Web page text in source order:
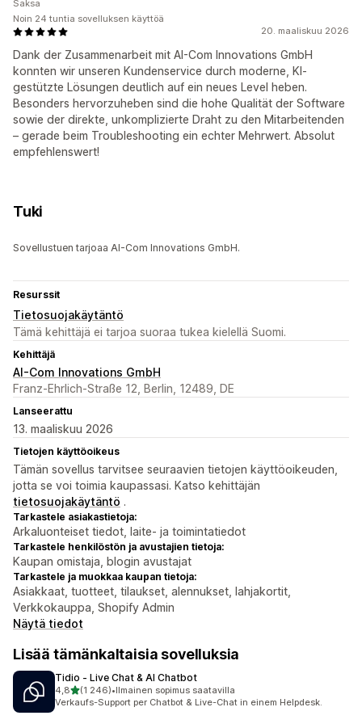
20. maaliskuu 2026
Dank der Zusammenarbeit mit AI-Com Innovations GmbH
konnten wir unseren Kundenservice durch moderne, KI-
gestützte Lösungen deutlich auf ein neues Level heben.
Besonders hervorzuheben sind die hohe Qualität der Software
sowie der direkte, unkomplizierte Draht zu den Mitarbeitenden
– gerade beim Troubleshooting ein echter Mehrwert. Absolut
empfehlenswert!
Saksa
Noin 24 tuntia sovelluksen käyttöä
Tuki
Sovellustuen tarjoaa AI-Com Innovations GmbH.
Resurssit
Tietosuojakäytäntö
Tämä kehittäjä ei tarjoa suoraa tukea kielellä Suomi.
Kehittäjä
AI-Com Innovations GmbH
Franz-Ehrlich-Straße 12, Berlin, 12489, DE
Lanseerattu
13. maaliskuu 2026
Tietojen käyttöoikeus
Tämän sovellus tarvitsee seuraavien tietojen käyttöoikeuden,
jotta se voi toimia kaupassasi. Katso kehittäjän
tietosuojakäytäntö .
Tarkastele asiakastietoja:
Arkaluonteiset tiedot, laite- ja toimintatiedot
Tarkastele henkilöstön ja avustajien tietoja:
Kaupan omistaja, blogin avustajat
Tarkastele ja muokkaa kaupan tietoja:
Asiakkaat, tuotteet, tilaukset, alennukset, lahjakortit,
Verkkokauppa, Shopify Admin
Näytä tiedot
Lisää tämänkaltaisia sovelluksia
Tidio ‑ Live Chat & AI Chatbot
4,8/ 5 tähteä
(1 246)
1246 arvostelua yhteensä
•Ilmainen sopimus saatavilla
Verkaufs-Support per Chatbot & Live-Chat in einem Helpdesk.